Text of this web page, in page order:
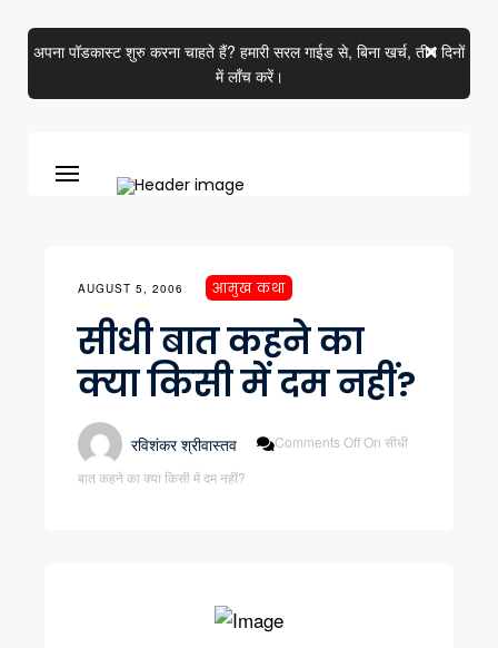
अपना पॉडकास्ट शुरु करना चाहते हैं? हमारी सरल गाईड से, बिना खर्च, तीन दिनों
में लाँच करें।
AUGUST 5, 2006 आमुख कथा
सीधी बात कहने का
क्या किसी में दम नहीं?
रविशंकर श्रीवास्तव Comments OffOn सीधी
बात कहने का क्या किसी में दम नहीं?